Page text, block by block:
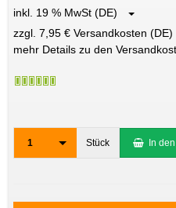
inkl. 19 % MwSt (DE)
zzgl. 7,95 € Versandkosten (DE)
mehr Details zu den
1 Stück In